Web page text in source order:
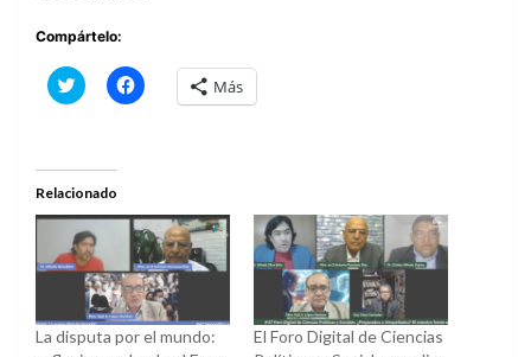
Compártelo:
Haz
clic
(Se
abre
en
una
ventana
nueva)
Haz
clic
una
ventana
nueva)
Más
Relacionado
La disputa por el mundo:
El Foro Digital de Ciencias